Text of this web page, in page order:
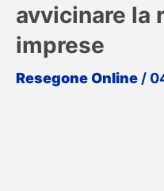
avvicinare la
imprese
Resegone Online /